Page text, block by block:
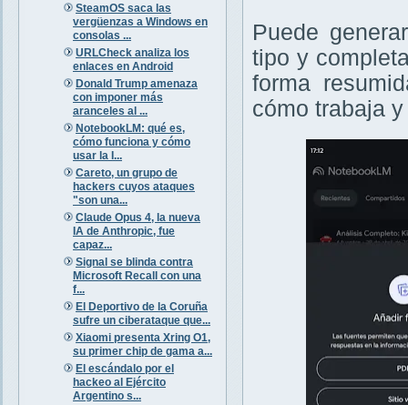
SteamOS saca las
vergüenzas a Windows en
consolas ...
URLCheck analiza los
enlaces en Android
Donald Trump amenaza
con imponer más
aranceles al ...
NotebookLM: qué es,
cómo funciona y cómo
usar la I...
Careto, un grupo de
hackers cuyos ataques
"son una...
Claude Opus 4, la nueva
IA de Anthropic, fue
capaz...
Signal se blinda contra
Microsoft Recall con una
f...
El Deportivo de la Coruña
sufre un ciberataque que...
Xiaomi presenta Xring O1,
su primer chip de gama a...
El escándalo por el
hackeo al Ejército
Argentino s...
Puede
tipo y
forma
cómo trabaja